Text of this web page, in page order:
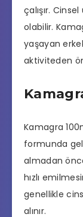
çalışır.
olabilir.
yaşayan
aktiviteden
Kamagra
formunda
almadan
hızlı
genellikle
alınır.